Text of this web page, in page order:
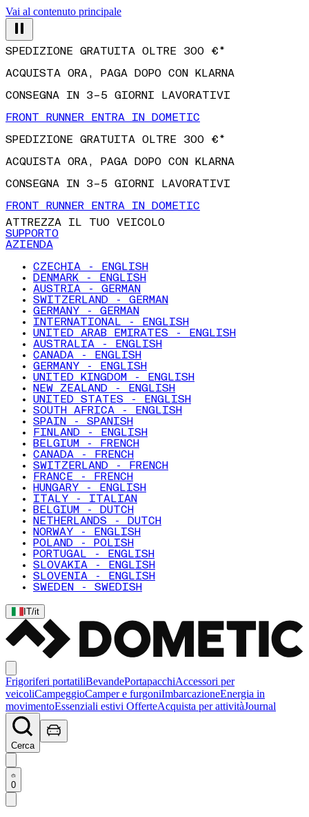
Vai al contenuto principale
ACQUISTA ORA, PAGA DOPO CON KLARNA
CONSEGNA IN 3–5 GIORNI LAVORATIVI
FRONT RUNNER ENTRA IN DOMETIC
SPEDIZIONE GRATUITA OLTRE 300 €*
ACQUISTA ORA, PAGA DOPO CON KLARNA
CONSEGNA IN 3–5 GIORNI LAVORATIVI
FRONT RUNNER ENTRA IN DOMETIC
ATTREZZA IL TUO VEICOLO
SUPPORTO
AZIENDA
CZECHIA - ENGLISH
DENMARK - ENGLISH
AUSTRIA - GERMAN
SWITZERLAND - GERMAN
GERMANY - GERMAN
INTERNATIONAL - ENGLISH
UNITED ARAB EMIRATES - ENGLISH
AUSTRALIA - ENGLISH
CANADA - ENGLISH
GERMANY - ENGLISH
UNITED KINGDOM - ENGLISH
NEW ZEALAND - ENGLISH
UNITED STATES - ENGLISH
SOUTH AFRICA - ENGLISH
SPAIN - SPANISH
FINLAND - ENGLISH
BELGIUM - FRENCH
CANADA - FRENCH
SWITZERLAND - FRENCH
FRANCE - FRENCH
HUNGARY - ENGLISH
ITALY - ITALIAN
BELGIUM - DUTCH
NETHERLANDS - DUTCH
NORWAY - ENGLISH
POLAND - POLISH
PORTUGAL - ENGLISH
SLOVAKIA - ENGLISH
SLOVENIA - ENGLISH
SWEDEN - SWEDISH
IT/it
Frigoriferi portatiliBevandePortapacchiAccessori per
veicoliCampeggioCamper e furgoniImbarcazioneEnergia in
movimentoEssenziali estivi OfferteAcquista per attivitàJournal
Cerca
0